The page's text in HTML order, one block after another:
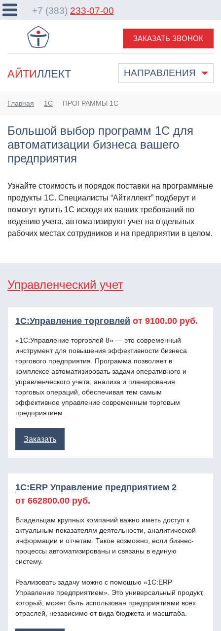
НАПРАВЛЕНИЯ
АЙТИЛЛЕКТ
+7 (383) 233-07-00
ЗАКАЗАТЬ ЗВОНОК
Главная 1С ПРОГРАММЫ 1С
Большой выбор программ 1С для
автоматизации бизнеса вашего
предприятия
Узнайте стоимость и порядок поставки на программные
продукты 1С. Специалисты “Айтиллект” подберут и
помогут купить 1С исходя их ваших требований по
ведению учета, автоматизируют учет на отдельных
рабочих местах сотрудников и на предприятии в целом.
Управленческий учет
1C:Управление торговлей от 9100.00 руб.
«1С:Управление торговлей 8» — это современный
инструмент для повышения эффективности бизнеса
торгового предприятия. Программа позволяет в
комплексе автоматизировать задачи оперативного и
управленческого учета, анализа и планирования
торговых операций, обеспечивая тем самым
эффективное управление современным торговым
предприятием.
Заказать
1С:ERP Управление предприятием 2
от 662800.00 руб.
Владельцам крупных компаний важно иметь доступ к
актуальным показателям деятельности, аналитической
информации и отчетам. Такое возможно, если бизнес-
процессы автоматизированы и связаны в единую
систему.
Реализовать задачу можно с помощью «1С:ERP
Управление предприятием». Это универсальный продукт,
который, может быть использован предприятиями всех
отраслей, независимо от вида бюджета и масштаба.